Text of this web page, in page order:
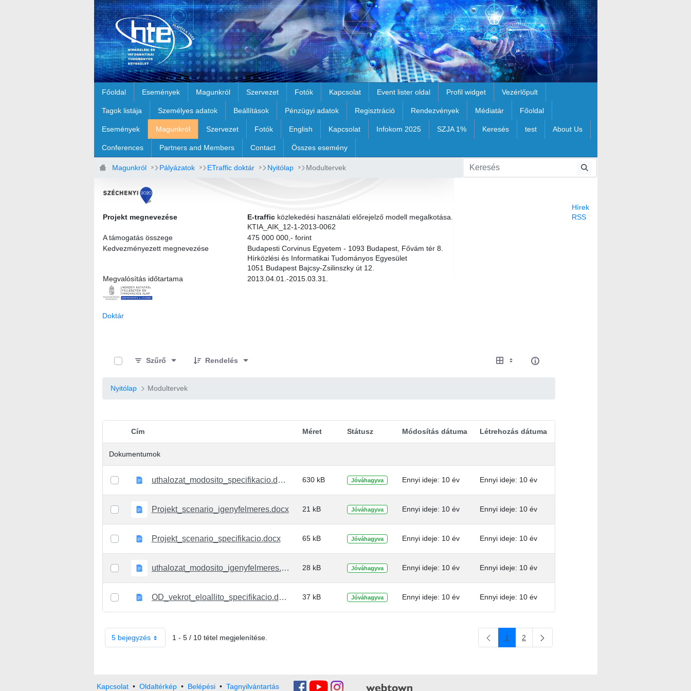
Főoldal Események Magunkról Szervezet Fotók Kapcsolat Event lister oldal Profil widget Vezérlőpult
Tagok listája Személyes adatok Beállítások Pénzügyi adatok Regisztráció Rendezvények Médiatár Főoldal
Események Magunkról Szervezet Fotók English Kapcsolat Infokom 2025 SZJA 1% Keresés test About Us
Conferences Partners and Members Contact Összes esemény
Magunkról Pályázatok ETraffic doktár Nyitólap Modultervek
Projekt megnevezése E-trafficközlekedési használati előrejelző modell megalkotása.
KTIA_AIK_12-1-2013-0062
A támogatás összege
475 000 000,- forint
Kedvezményezett megnevezése
Budapesti Corvinus Egyetem - 1093 Budapest, Fővám tér 8.
Hírközlési és Informatikai Tudományos Egyesület
1051 Budapest Bajcsy-Zsilinszky út 12.
Megvalósítás időtartama
2013.04.01.-2015.03.31.
Doktár
Szűrő
Rendelés
Nyitólap Modultervek
Elem kiválasztása
Cím Méret Státusz Módosítás dátuma Létrehozás dátuma
Dokumentumok
uthalozat_modosito_specifikacio.docx 630 kB Jóváhagyva Ennyi ideje: 10 év Ennyi ideje: 10 év
Projekt_scenario_igenyfelmeres.docx 21 kB Jóváhagyva Ennyi ideje: 10 év Ennyi ideje: 10 év
Projekt_scenario_specifikacio.docx 65 kB Jóváhagyva Ennyi ideje: 10 év Ennyi ideje: 10 év
uthalozat_modosito_igenyfelmeres.docx 28 kB Jóváhagyva Ennyi ideje: 10 év Ennyi ideje: 10 év
OD_vekrot_eloallito_specifikacio.docx 37 kB Jóváhagyva Ennyi ideje: 10 év Ennyi ideje: 10 év
5 bejegyzés 1 - 5 / 10 tétel megjelenítése. Oldal
1 Oldal
2
Hírek
RSS
Kapcsolat• Oldaltérkép• Belépési • Tagnyilvántartás